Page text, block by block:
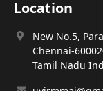
Location
New No.5,
Chennai-
Tamil Nadu